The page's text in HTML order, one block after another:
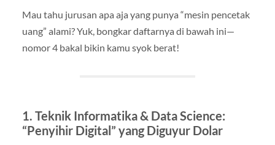
Mau tahu jurusan apa aja yang punya “mesin pencetak
uang” alami? Yuk, bongkar daftarnya di bawah ini—
nomor 4 bakal bikin kamu syok berat!
1. Teknik Informatika & Data Science:
“Penyihir Digital” yang Diguyur Dolar